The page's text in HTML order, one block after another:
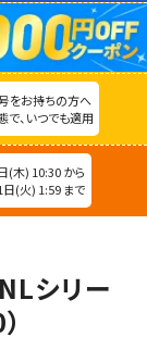
をお持ちの方へ
で、いつでも適用
(木) 10:30 から
日(火) 1:59 まで
シリー